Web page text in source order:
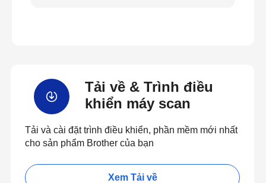
Tải về & Trình điều
khiển máy scan
Tải và cài đặt trình điều khiển, phần mềm mới nhất
cho sản phẩm Brother của bạn
Xem Tải về